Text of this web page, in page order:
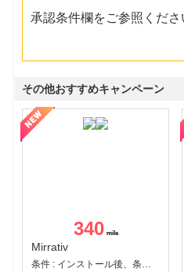
承認条件欄をご参照くださ
その他おすすめキャンペーン
340
Mirrativ
条件 : インストール後、条件達成